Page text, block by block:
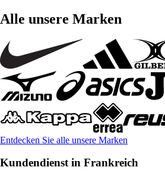
Alle unsere Marken
Entdecken Sie alle unsere Marken
Kundendienst in Frankreich